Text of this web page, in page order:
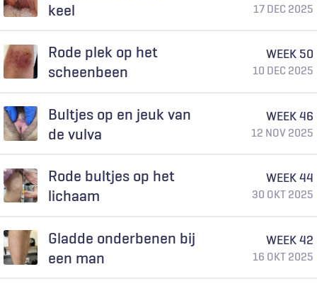
keel
17 DEC 2025
Rode plek op het
scheenbeen
WEEK 50
10 DEC 2025
Bultjes op en jeuk van
de vulva
WEEK 46
12 NOV 2025
Rode bultjes op het
lichaam
WEEK 44
30 OKT 2025
Gladde onderbenen bij
een man
WEEK 42
16 OKT 2025